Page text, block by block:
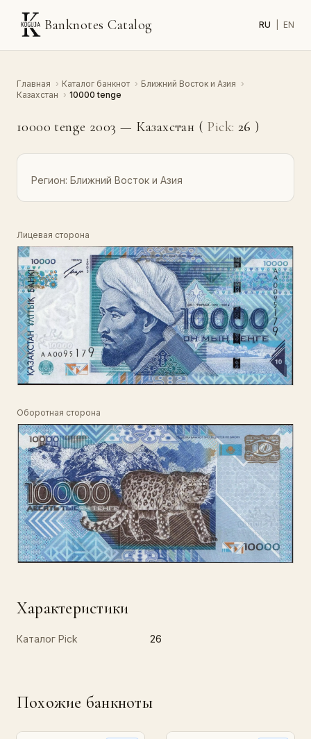
Banknotes Catalog RU EN
Главная › Каталог банкнот › Ближний Восток и Азия ›
Казахстан › 10000 tenge
10000 tenge 2003 — Казахстан ( Pick: 26 )
Регион: Ближний Восток и Азия
Лицевая сторона
Оборотная сторона
Характеристики
Каталог Pick 26
Похожие банкноты